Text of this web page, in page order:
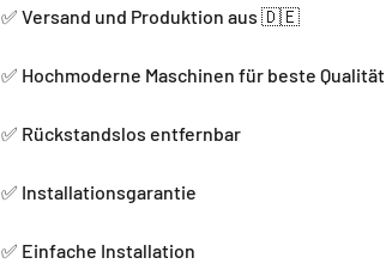
✅ Versand und Produktion aus 🇩🇪
✅ Hochmoderne Maschinen für beste Qualität
✅ Rückstandslos entfernbar
✅ Installationsgarantie
✅ Einfache Installation